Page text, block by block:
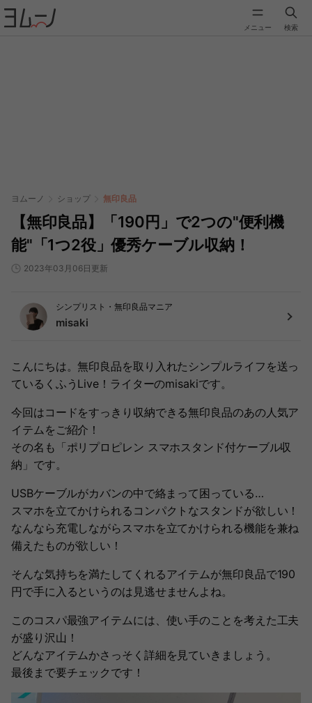
メニュー 検索
ヨムーノ ショップ 無印良品
【無印良品】「190円」で2つの"便利機
能"「1つ2役」優秀ケーブル収納！
2023年03月06日更新
シンプリスト・無印良品マニア
misaki
こんにちは。無印良品を取り入れたシンプルライフを送っ
ているくふうLive！ライターのmisakiです。
今回はコードをすっきり収納できる無印良品のあの人気ア
イテムをご紹介！
その名も「ポリプロピレン スマホスタンド付ケーブル収
納」です。
USBケーブルがカバンの中で絡まって困っている…
スマホを立てかけられるコンパクトなスタンドが欲しい！
なんなら充電しながらスマホを立てかけられる機能を兼ね
備えたものが欲しい！
そんな気持ちを満たしてくれるアイテムが無印良品で190
円で手に入るというのは見逃せませんよね。
このコスパ最強アイテムには、使い手のことを考えた工夫
が盛り沢山！
どんなアイテムかさっそく詳細を見ていきましょう。
最後まで要チェックです！